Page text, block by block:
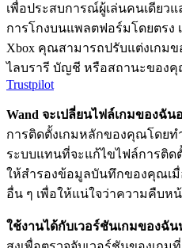
เพื่อประสบการณ์ผู้เล่นคนเดียว
การโกงบนแพลตฟอร์มโดยตรง เ
Xbox คุณสามารถปรับแต่งเกม
ไลบรารี บัญชี หรือสถานะของคุ
Trustpilot
Wand จะเปลี่ยนไฟล์เกมของฉัน
การติดตั้งเกมหลักของคุณโดยท
ระบบแทนที่จะแก้ไขไฟล์การติด
ให้สำรองข้อมูลบันทึกของคุณเ
อื่น ๆ เพื่อให้แน่ใจว่าความคืบห
ใช้งานได้กับเวอร์ชันเกมของฉั